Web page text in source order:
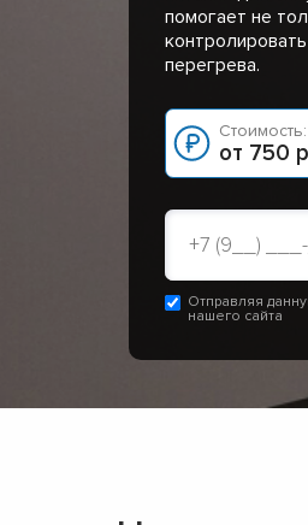
помогает не
перегрева.
Стоимость:
от 750
Отправляя
нашего сайта